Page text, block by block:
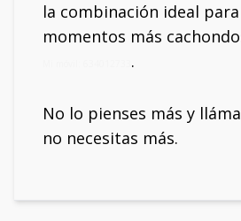
la combinación ideal
momentos más
.
No lo pienses más y
no necesitas más.